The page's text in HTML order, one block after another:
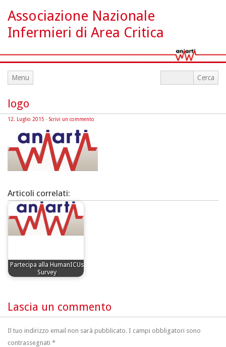
Associazione Nazionale
Infermieri di Area Critica
Menu
logo
12. Luglio 2015 · Scrivi un commento
Articoli correlati:
Partecipa alla HumanICUs
Survey
Lascia un commento
Il tuo indirizzo email non sarà pubblicato. I campi obbligatori sono
contrassegnati *